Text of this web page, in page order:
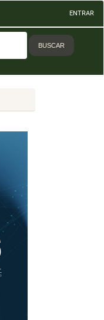
ENTRAR
BUSCAR